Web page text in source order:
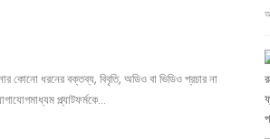
কোনো ধরনের বক্তব্য, বিবৃতি, অডিও বা ভিডিও প্রচার না
প্ল্যাটফর্মকে…